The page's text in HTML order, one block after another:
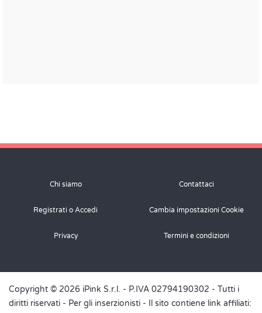
Chi siamo Contattaci
Registrati o Accedi Cambia impostazioni Cookie
Privacy Termini e condizioni
Copyright © 2026 iPink S.r.l. - P.IVA 02794190302 - Tutti i
diritti riservati - Per gli inserzionisti - Il sito contiene link affiliati: